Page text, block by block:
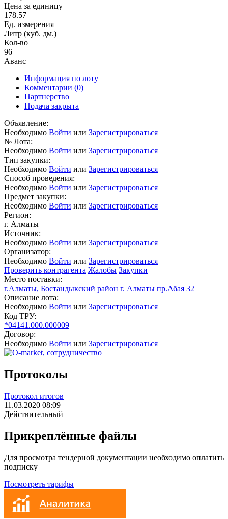
Цена за единицу
178.57
Ед. измерения
Литр (куб. дм.)
Кол-во
96
Аванс
Информация по лоту
Комментарии (0)
Партнерство
Подача закрыта
Объявление:
Необходимо Войти или Зарегистрироваться
№ Лота:
Необходимо Войти или Зарегистрироваться
Тип закупки:
Необходимо Войти или Зарегистрироваться
Способ проведения:
Необходимо Войти или Зарегистрироваться
Предмет закупки:
Необходимо Войти или Зарегистрироваться
Регион:
г. Алматы
Источник:
Необходимо Войти или Зарегистрироваться
Организатор:
Необходимо Войти или Зарегистрироваться
Проверить контрагента Жалобы Закупки
Место поставки:
г.Алматы, Бостандыкский район г. Алматы пр.Абая 32
Описание лота:
Необходимо Войти или Зарегистрироваться
Код ТРУ:
*04141.000.000009
Договор:
Необходимо Войти или Зарегистрироваться
Протоколы
Протокол итогов
11.03.2020 08:09
Действительный
Прикреплённые файлы
Для просмотра тендерной документации необходимо оплатить
подписку
Посмотреть тарифы